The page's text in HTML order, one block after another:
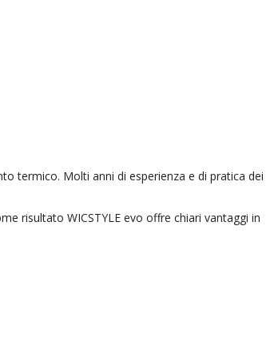
termico. Molti anni di esperienza e di pratica dei
risultato WICSTYLE evo offre chiari vantaggi in